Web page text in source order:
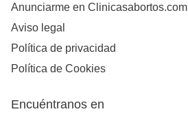
Anunciarme en Clinicasabortos.com
Aviso legal
Política de privacidad
Política de Cookies
Encuéntranos en